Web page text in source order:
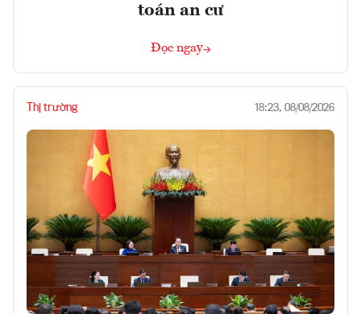
toán an cư
Đọc ngay
Thị trường 18:23, 08/08/2026